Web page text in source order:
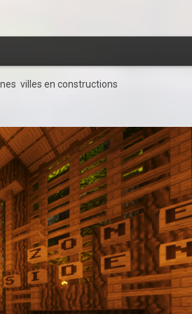
villes en constructions